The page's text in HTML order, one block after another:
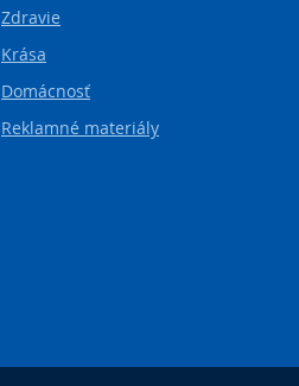
Zdravie
Krása
Domácnosť
Reklamné materiály